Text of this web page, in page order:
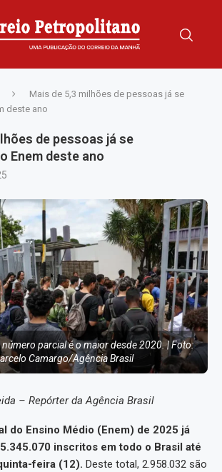
Mais de 5,3 milhões de pessoas já se
deste ano
de pessoas já se
Enem deste ano
parcial é o maior desde 2020. | Foto:
Camargo/Agência Brasil
– Repórter da Agência Brasil
do Ensino Médio (Enem) de 2025 já
inscritos em todo o Brasil até
feira (12). Deste total, 2.958.032 são